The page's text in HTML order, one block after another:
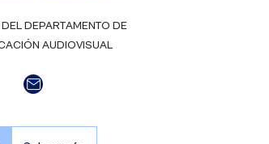
DEPARTAMENTO DE
AUDIOVISUAL